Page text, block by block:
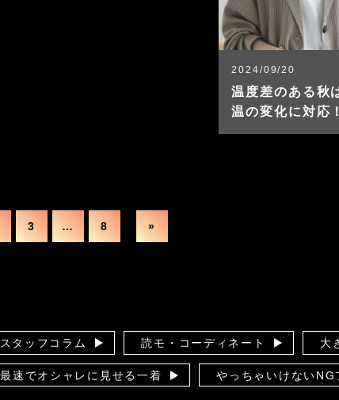
2024/09/20
温度差のある秋
温の変化に対応
3 … 8 »
スタッフコラム 読モ・コーディネート 大
最速でオシャレに見せる一着 やっちゃいけないNG